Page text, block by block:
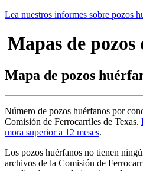
Lea nuestros informes sobre pozos
Mapas de pozos
Mapa de pozos
Número de pozos huérfanos por
Comisión de Ferrocarriles de Texas.
mora superior a 12 meses.
Los pozos huérfanos no tienen
archivos de la Comisión de